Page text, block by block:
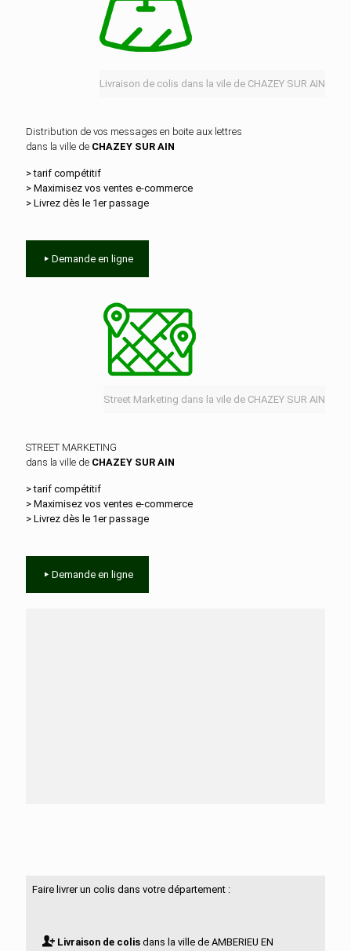
Livraison de colis dans la vile de CHAZEY SUR AIN
Distribution de vos messages en boite aux lettres
dans la ville de CHAZEY SUR AIN
> tarif compétitif
> Maximisez vos ventes e‑commerce
> Livrez dès le 1er passage
Demande en ligne
Street Marketing dans la vile de CHAZEY SUR AIN
STREET MARKETING
dans la ville de CHAZEY SUR AIN
> tarif compétitif
> Maximisez vos ventes e‑commerce
> Livrez dès le 1er passage
Demande en ligne
Faire livrer un colis dans votre département :
Livraison de colisdans la ville de AMBERIEU EN